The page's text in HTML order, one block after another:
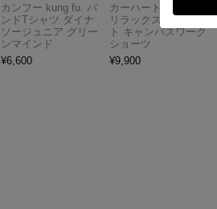
カンフー kung fu. バ
ンドTシャツ ダイナ
ソージュニア グリー
ンマインド
¥6,600
カーハート Carhartt
リラックスドフィッ
ト キャンバスワーク
ショーツ
¥9,900